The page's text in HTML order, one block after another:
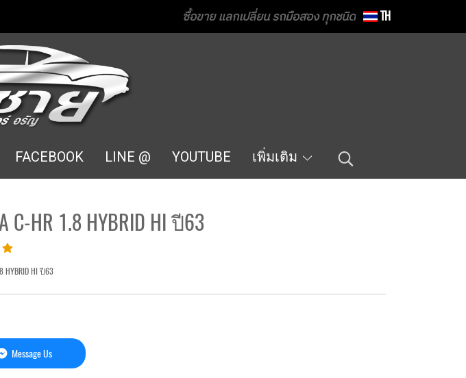
ซื้อขาย แลกเปลี่ยน รถมือสอง ทุกชนิด TH
FACEBOOK LINE @ YOUTUBE เพิ่มเติม
C-HR 1.8 HYBRID HI ปี63
HYBRID HI ปี63
Message Us